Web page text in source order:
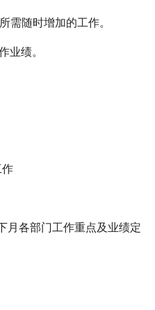
需随时增加的工作。
业绩。
作
月各部门工作重点及业绩定